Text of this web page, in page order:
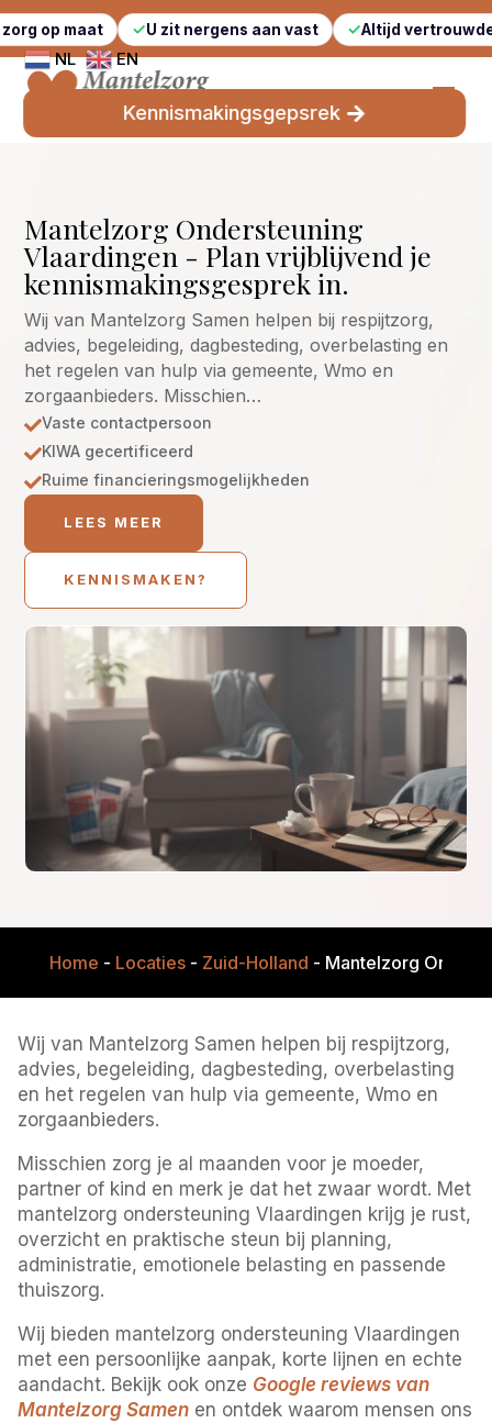
U zit nergens aan vast Altijd vertrouwde gezichten
NL EN
Kennismakingsgepsrek
Mantelzorg Ondersteuning
Vlaardingen - Plan vrijblijvend je
kennismakingsgesprek in.
Wij van Mantelzorg Samen helpen bij respijtzorg,
advies, begeleiding, dagbesteding, overbelasting en
het regelen van hulp via gemeente, Wmo en
zorgaanbieders. Misschien…
Vaste contactpersoon
KIWA gecertificeerd
Ruime financieringsmogelijkheden
LEES MEER
KENNISMAKEN?
Home - Locaties- Zuid-Holland - Mantelzorg
Wij van Mantelzorg Samen helpen bij respijtzorg,
advies, begeleiding, dagbesteding, overbelasting
en het regelen van hulp via gemeente, Wmo en
zorgaanbieders.
Misschien zorg je al maanden voor je moeder,
partner of kind en merk je dat het zwaar wordt. Met
mantelzorg ondersteuning Vlaardingen krijg je rust,
overzicht en praktische steun bij planning,
administratie, emotionele belasting en passende
thuiszorg.
Wij bieden mantelzorg ondersteuning Vlaardingen
met een persoonlijke aanpak, korte lijnen en echte
aandacht. Bekijk ook onze Google reviews van
Mantelzorg Samen en ontdek waarom mensen ons